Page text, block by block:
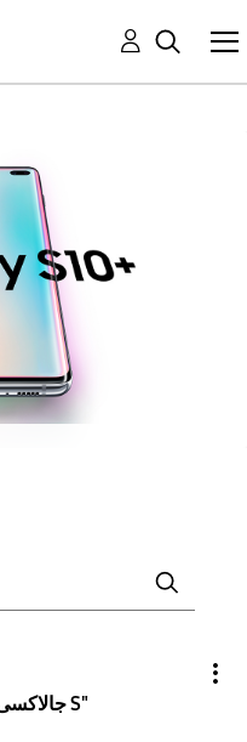
Tag: "تحديثات_سامسونج" in "جالاكسى S"